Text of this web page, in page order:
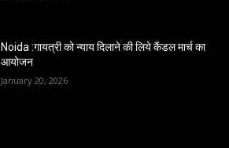
Noida :गायत्री को न्याय दिलाने की लिये कैंडल मार्च का
आयोजन
January 20, 2026